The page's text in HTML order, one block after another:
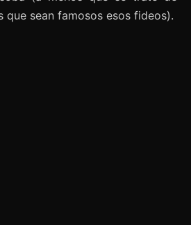
que sean famosos esos fideos).